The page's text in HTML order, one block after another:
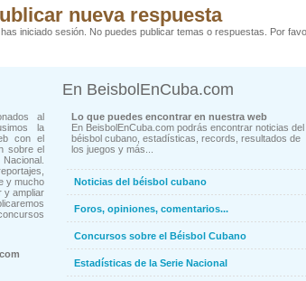
nueva respuesta
has iniciado sesión. No puedes publicar temas o respuestas. Por
al
la
con el
sobre el
y mucho
y ampliar
En BeisbolEnCuba.com
Lo que puedes encontrar en nuestra web
En BeisbolEnCuba.com podrás encontrar noticias del
béisbol cubano, estadísticas, records, resultados de
los juegos y más...
Noticias del béisbol cubano
Foros, opiniones, comentarios...
Concursos sobre el Béisbol Cubano
Estadísticas de la Serie Nacional